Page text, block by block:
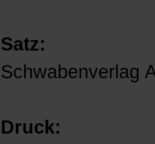
Satz:
Schwabenverlag
Druck: